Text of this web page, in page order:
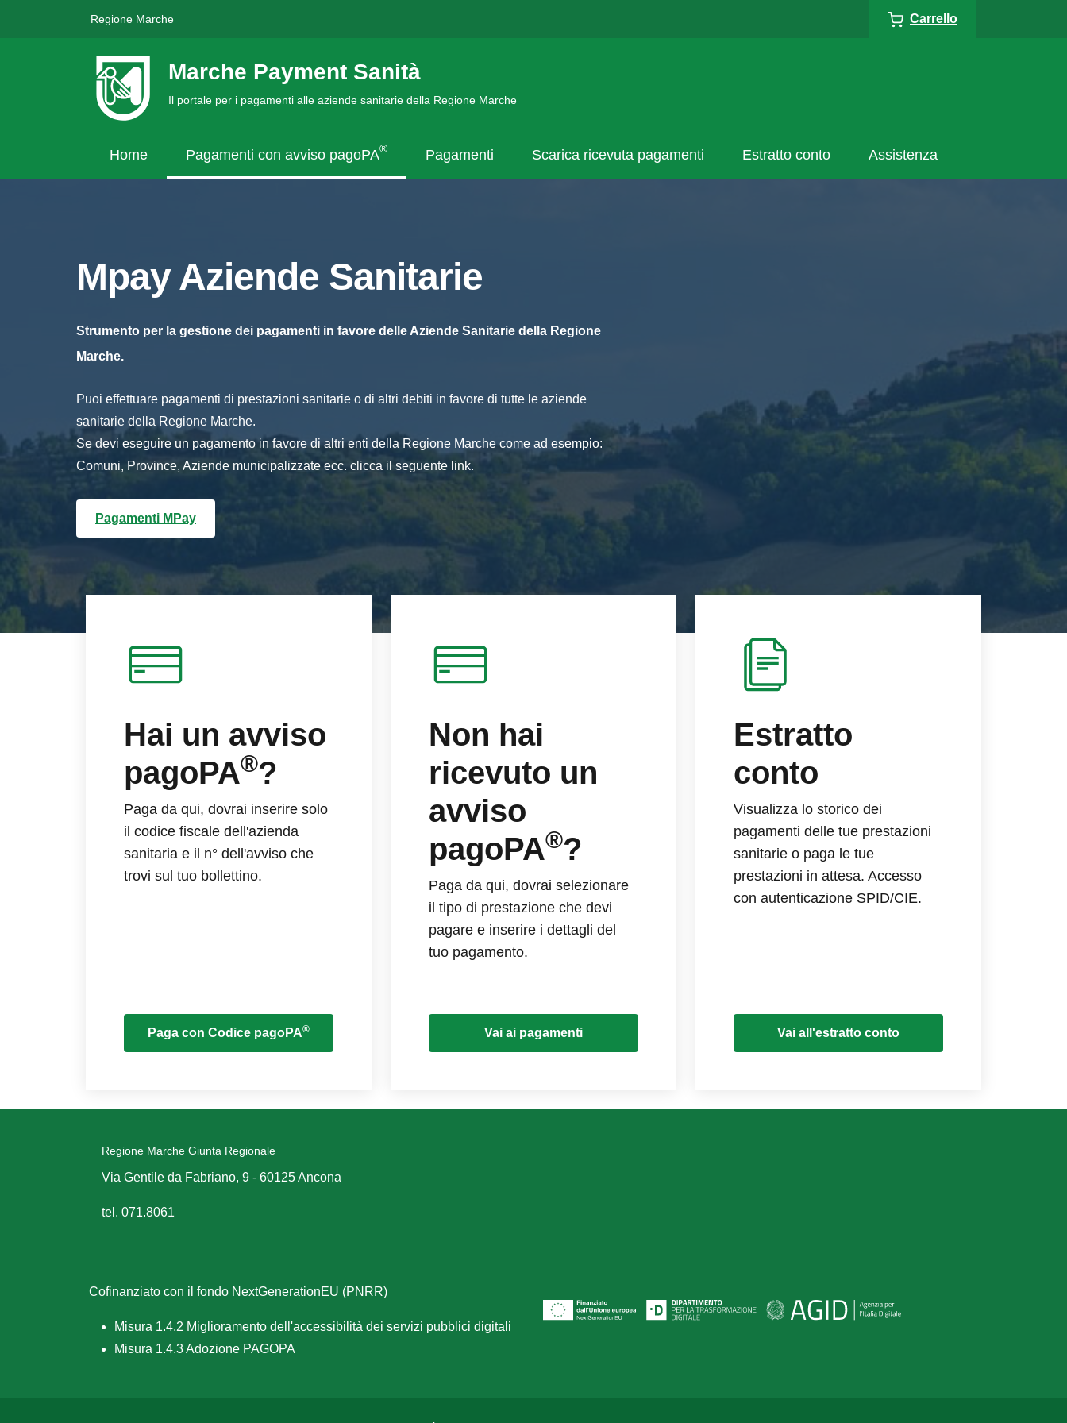
Regione Marche Carrello
Marche Payment Sanità
Il portale per i pagamenti alle aziende sanitarie della Regione Marche
Home Pagamenti con avviso pagoPA® Pagamenti Scarica ricevuta pagamenti Estratto conto Assistenza
Mpay Aziende Sanitarie
Strumento per la gestione dei pagamenti in favore delle Aziende Sanitarie della Regione
Marche.
Puoi effettuare pagamenti di prestazioni sanitarie o di altri debiti in favore di tutte le aziende
sanitarie della Regione Marche.
Se devi eseguire un pagamento in favore di altri enti della Regione Marche come ad esempio:
Comuni, Province, Aziende municipalizzate ecc. clicca il seguente link.
Pagamenti MPay
Hai un avviso
pagoPA®?
Paga da qui, dovrai inserire solo
il codice fiscale dell'azienda
sanitaria e il n° dell'avviso che
trovi sul tuo bollettino.
Paga con Codice pagoPA®
Non hai
ricevuto un
avviso
pagoPA®?
Paga da qui, dovrai selezionare
il tipo di prestazione che devi
pagare e inserire i dettagli del
tuo pagamento.
Vai ai pagamenti
Estratto
conto
Visualizza lo storico dei
pagamenti delle tue prestazioni
sanitarie o paga le tue
prestazioni in attesa. Accesso
con autenticazione SPID/CIE.
Vai all'estratto conto
Regione Marche Giunta Regionale
Via Gentile da Fabriano, 9 - 60125 Ancona
tel. 071.8061
Cofinanziato con il fondo NextGenerationEU (PNRR)
Misura 1.4.2 Miglioramento dell'accessibilità dei servizi pubblici digitali
Misura 1.4.3 Adozione PAGOPA